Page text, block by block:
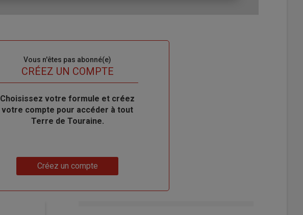
Vous n'êtes pas abonné(e)
TITRECRÉEZ UN COMPTE
Body
Choisissez votre formule et créez
votre compte pour accéder à tout
Terre de Touraine.
Créez un compte